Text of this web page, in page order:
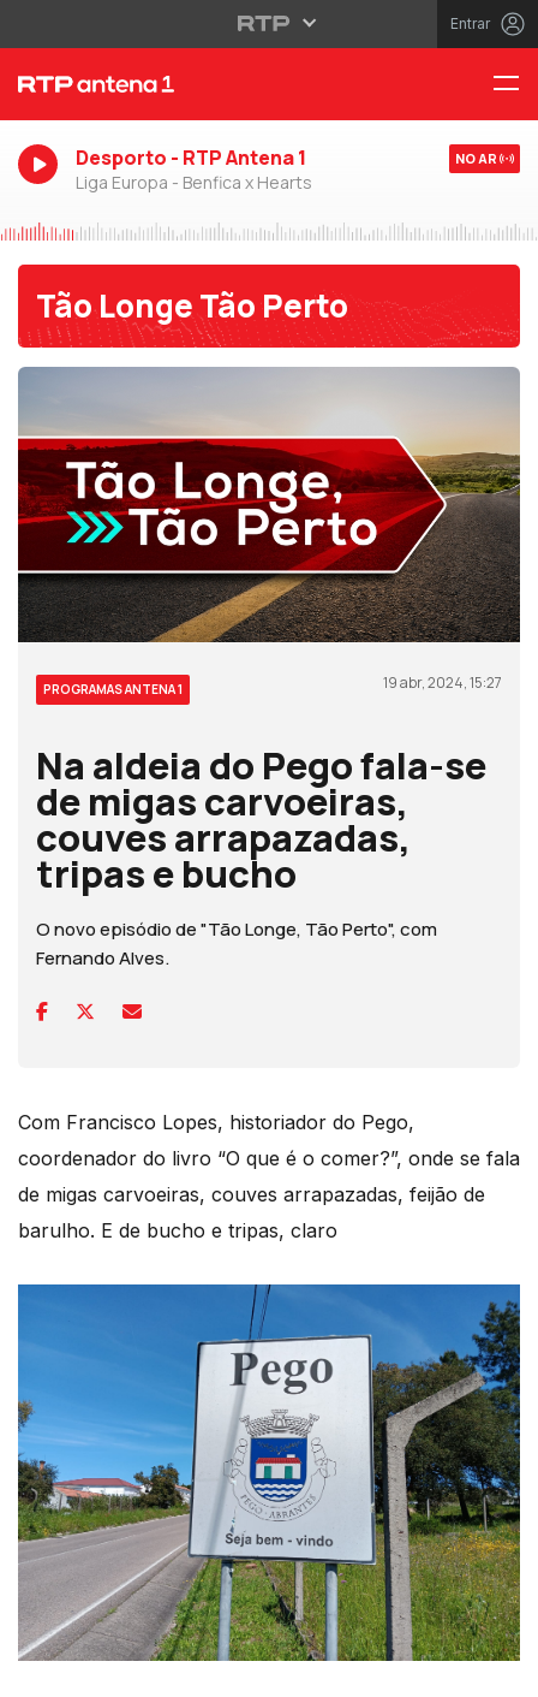
Entrar
Desporto - RTP Antena 1
Liga Europa - Benfica x Hearts
NO AR
Tão Longe Tão Perto
PROGRAMAS ANTENA 1 19 abr, 2024, 15:27
Na aldeia do Pego fala-se
de migas carvoeiras,
couves arrapazadas,
tripas e bucho
O novo episódio de "Tão Longe, Tão Perto", com
Fernando Alves.
Com Francisco Lopes, historiador do Pego,
coordenador do livro “O que é o comer?”, onde se fala
de migas carvoeiras, couves arrapazadas, feijão de
barulho. E de bucho e tripas, claro